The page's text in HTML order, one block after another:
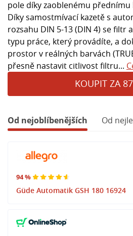
pole díky zaoblenému přednímu
Díky samostmívací kazetě s
rozsahu DIN 5-13 (DIN 4) se
typu práce, který provádíte, a
prostor v reálných barvách
přesně nastavit citlivost filtru...
KOUPIT ZA
Od nejoblíbenějších Od
94 %
Güde Automatik GSH 180 16924